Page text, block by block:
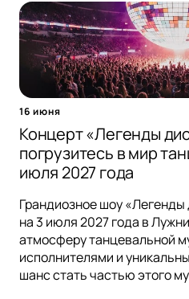
16 июня
Концерт «Легенды
погрузитесь в мир
июля 2027 года
Грандиозное шоу
на 3 июля 2027 года в
атмосферу танцевальной
исполнителями и
шанс стать частью этого